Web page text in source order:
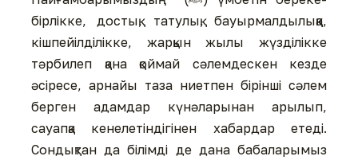
бірлікке, достық, татулық, бауырмалдылыққа,
кішпейілділікке, жарқын жылы жүзділікке
тәрбилеп қана қоймай сәлемдескен кезде
әсіресе, арнайы таза ниетпен бірінші сәлем
берген адамдар күнәларынан арылып,
сауапқа кенелетіндігінен хабардар етеді.
Сондықтан да білімді де дана бабаларымыз